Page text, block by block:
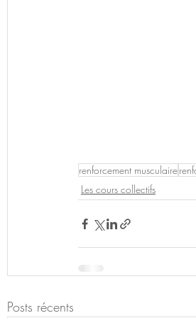
renforcement musculaire
Les cours collectifs
Posts récents